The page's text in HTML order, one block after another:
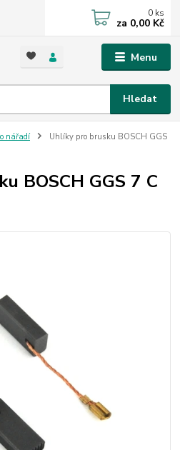
Menu
Hledat
0 ks
za 0,00 Kč
nářadí
Uhlíky pro brusku BOSCH GGS
BOSCH GGS 7 C